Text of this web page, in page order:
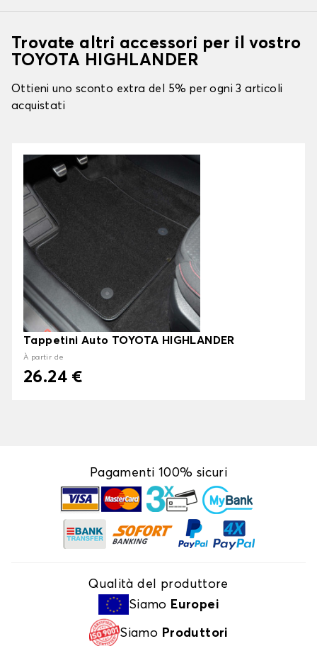
Trovate altri accessori per il vostro
TOYOTA HIGHLANDER
Ottieni uno sconto extra del 5% per ogni 3 articoli
acquistati
Tappetini Auto TOYOTA HIGHLANDER
À partir de
26.24 €
Pagamenti 100% sicuri
Qualità del produttore
Siamo Europei
Siamo Produttori